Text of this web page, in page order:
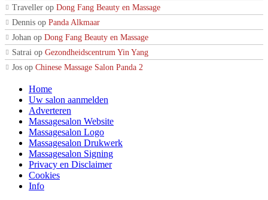
Traveller op Dong Fang Beauty en Massage
Dennis op Panda Alkmaar
Johan op Dong Fang Beauty en Massage
Satrai op Gezondheidscentrum Yin Yang
Jos op Chinese Massage Salon Panda 2
Home
Uw salon aanmelden
Adverteren
Massagesalon Website
Massagesalon Logo
Massagesalon Drukwerk
Massagesalon Signing
Privacy en Disclaimer
Cookies
Info